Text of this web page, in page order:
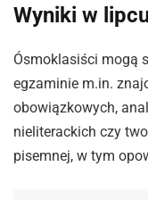
Wyniki w
Ósmoklasiści mogą
egzaminie m.in.
obowiązkowych,
nieliterackich czy
pisemnej, w tym